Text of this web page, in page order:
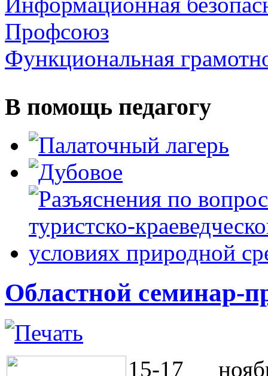
Профсоюз
Функциональная
В помощь педагогу
Областной семинар-
15-17